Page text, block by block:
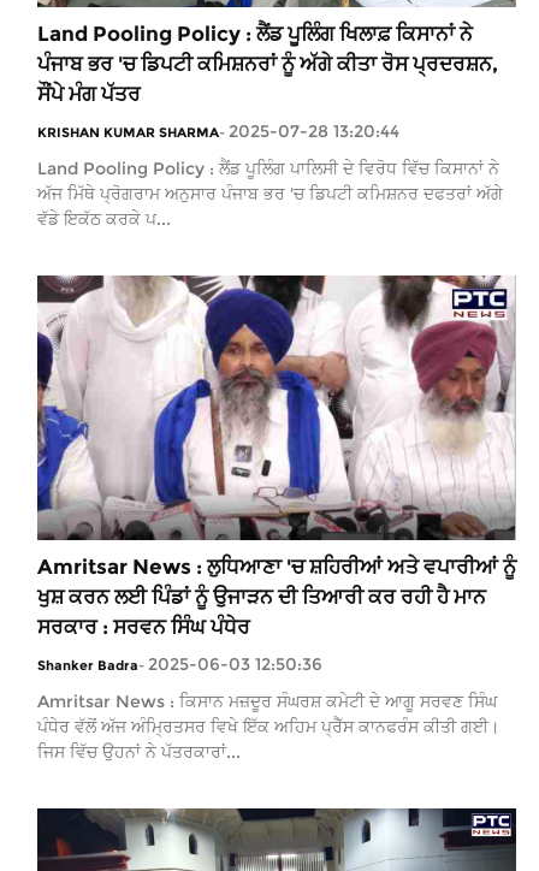
Land Pooling Policy : ਲੈਂਡ ਪੂਲਿੰਗ ਖਿਲਾਫ਼ ਕਿਸਾਨਾਂ ਨੇ
ਪੰਜਾਬ ਭਰ 'ਚ ਡਿਪਟੀ ਕਮਿਸ਼ਨਰਾਂ ਨੂੰ ਅੱਗੇ ਕੀਤਾ ਰੋਸ ਪ੍ਰਦਰਸ਼ਨ,
ਸੌਂਪੇ ਮੰਗ ਪੱਤਰ
KRISHAN KUMAR SHARMA- 2025-07-28 13:20:44
Land Pooling Policy : ਲੈਂਡ ਪੂਲਿੰਗ ਪਾਲਿਸੀ ਦੇ ਵਿਰੋਧ ਵਿੱਚ ਕਿਸਾਨਾਂ ਨੇ
ਅੱਜ ਮਿੱਥੇ ਪ੍ਰੋਗਰਾਮ ਅਨੁਸਾਰ ਪੰਜਾਬ ਭਰ 'ਚ ਡਿਪਟੀ ਕਮਿਸ਼ਨਰ ਦਫਤਰਾਂ ਅੱਗੇ
ਵੱਡੇ ਇਕੱਠ ਕਰਕੇ ਪ...
Amritsar News : ਲੁਧਿਆਣਾ 'ਚ ਸ਼ਹਿਰੀਆਂ ਅਤੇ ਵਪਾਰੀਆਂ ਨੂੰ
ਖੁਸ਼ ਕਰਨ ਲਈ ਪਿੰਡਾਂ ਨੂੰ ਉਜਾੜਨ ਦੀ ਤਿਆਰੀ ਕਰ ਰਹੀ ਹੈ ਮਾਨ
ਸਰਕਾਰ : ਸਰਵਨ ਸਿੰਘ ਪੰਧੇਰ
Shanker Badra- 2025-06-03 12:50:36
Amritsar News : ਕਿਸਾਨ ਮਜ਼ਦੂਰ ਸੰਘਰਸ਼ ਕਮੇਟੀ ਦੇ ਆਗੂ ਸਰਵਣ ਸਿੰਘ
ਪੰਧੇਰ ਵੱਲੋਂ ਅੱਜ ਅੰਮ੍ਰਿਤਸਰ ਵਿਖੇ ਇੱਕ ਅਹਿਮ ਪ੍ਰੈੱਸ ਕਾਨਫਰੰਸ ਕੀਤੀ ਗਈ।
ਜਿਸ ਵਿੱਚ ਉਹਨਾਂ ਨੇ ਪੱਤਰਕਾਰਾਂ...